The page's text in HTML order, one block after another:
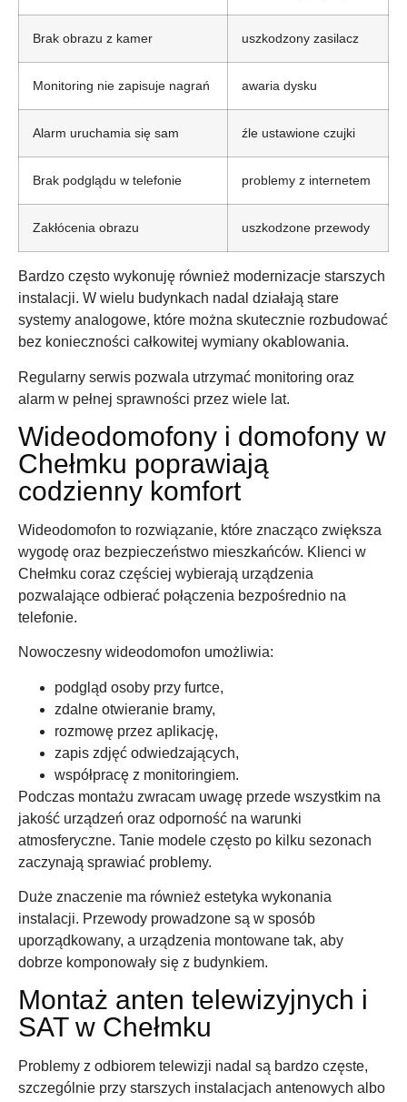
Brak obrazu z kamer uszkodzony zasilacz
Monitoring nie zapisuje nagrań awaria dysku
Alarm uruchamia się sam źle ustawione czujki
Brak podglądu w telefonie problemy z internetem
Zakłócenia obrazu uszkodzone przewody
Bardzo często wykonuję również modernizacje starszych
instalacji. W wielu budynkach nadal działają stare
systemy analogowe, które można skutecznie rozbudować
bez konieczności całkowitej wymiany okablowania.
Regularny serwis pozwala utrzymać monitoring oraz
alarm w pełnej sprawności przez wiele lat.
Wideodomofony i domofony w
Chełmku poprawiają
codzienny komfort
Wideodomofon to rozwiązanie, które znacząco zwiększa
wygodę oraz bezpieczeństwo mieszkańców. Klienci w
Chełmku coraz częściej wybierają urządzenia
pozwalające odbierać połączenia bezpośrednio na
telefonie.
Nowoczesny wideodomofon umożliwia:
podgląd osoby przy furtce,
zdalne otwieranie bramy,
rozmowę przez aplikację,
zapis zdjęć odwiedzających,
współpracę z monitoringiem.
Podczas montażu zwracam uwagę przede wszystkim na
jakość urządzeń oraz odporność na warunki
atmosferyczne. Tanie modele często po kilku sezonach
zaczynają sprawiać problemy.
Duże znaczenie ma również estetyka wykonania
instalacji. Przewody prowadzone są w sposób
uporządkowany, a urządzenia montowane tak, aby
dobrze komponowały się z budynkiem.
Montaż anten telewizyjnych i
SAT w Chełmku
Problemy z odbiorem telewizji nadal są bardzo częste,
szczególnie przy starszych instalacjach antenowych albo